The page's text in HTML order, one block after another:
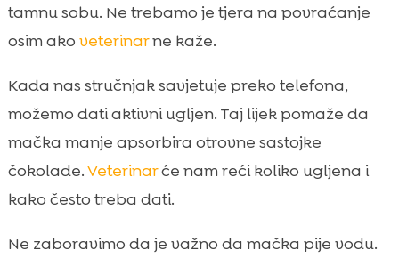
tamnu sobu. Ne trebamo je tjera na povraćanje
osim ako veterinarne kaže.
Kada nas stručnjak savjetuje preko telefona,
možemo dati aktivni ugljen. Taj lijek pomaže da
mačka manje apsorbira otrovne sastojke
čokolade.Veterinarće nam reći koliko ugljena i
kako često treba dati.
Ne zaboravimo da je važno da mačka pije vodu.